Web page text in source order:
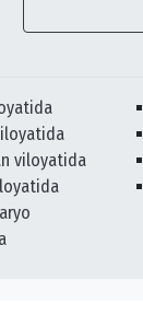
viloyatida